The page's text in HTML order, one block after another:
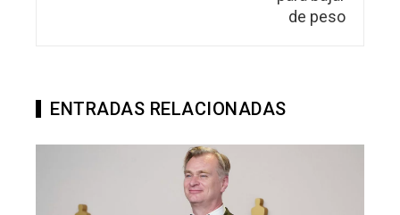
ENTRADAS RELACIONADAS